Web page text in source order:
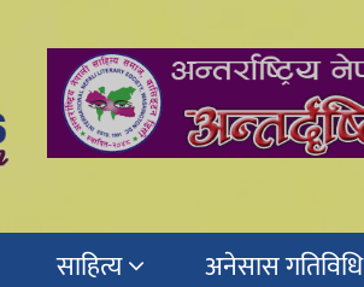
साहित्य अनेसास गतिविधि